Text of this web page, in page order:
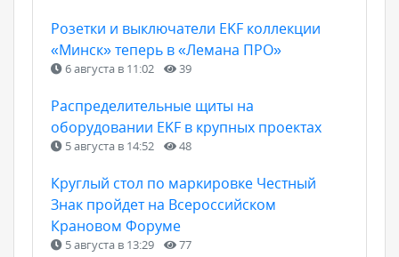
Розетки и выключатели EKF коллекции
«Минск» теперь в «Лемана ПРО»
6 августа в 11:02 39
Распределительные щиты на
оборудовании EKF в крупных проектах
5 августа в 14:52 48
Круглый стол по маркировке Честный
Знак пройдет на Всероссийском
Крановом Форуме
5 августа в 13:29 77